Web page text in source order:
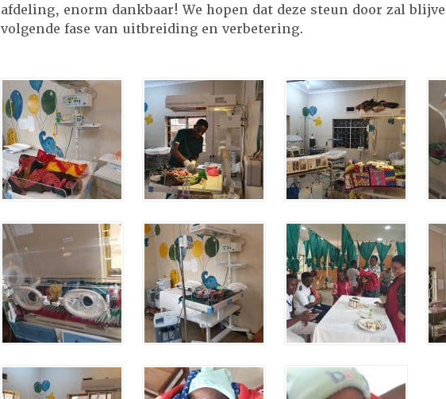
afdeling, enorm dankbaar! We hopen dat deze steun door zal
volgende fase van uitbreiding en verbetering.